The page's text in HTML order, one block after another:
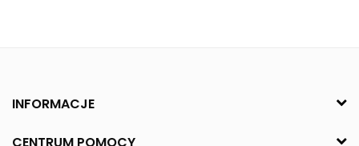
INFORMACJE
CENTRUM POMOCY